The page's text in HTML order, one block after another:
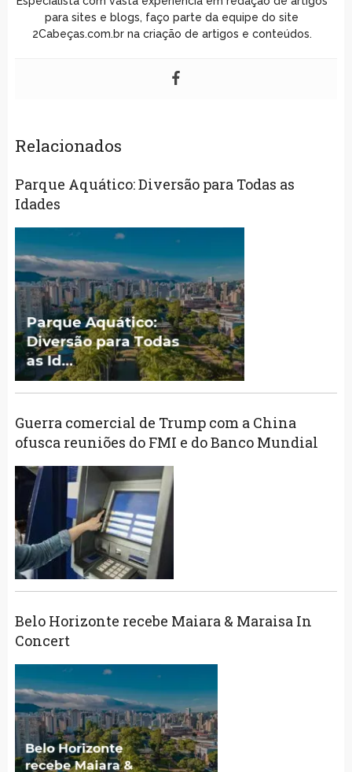
para sites e blogs, faço parte da equipe do site
2Cabeças.com.br na criação de artigos e conteúdos.
Relacionados
Parque Aquático: Diversão para Todas as
Idades
Guerra comercial de Trump com a China
ofusca reuniões do FMI e do Banco Mundial
Belo Horizonte recebe Maiara & Maraisa In
Concert